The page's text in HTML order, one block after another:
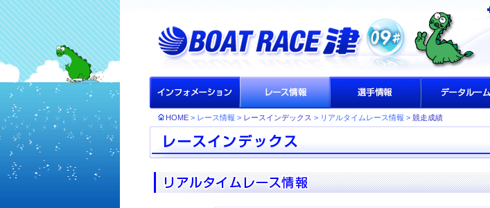
HOME > レース情報 > レースインデックス > リアルタイムレース情報 > 競走成績